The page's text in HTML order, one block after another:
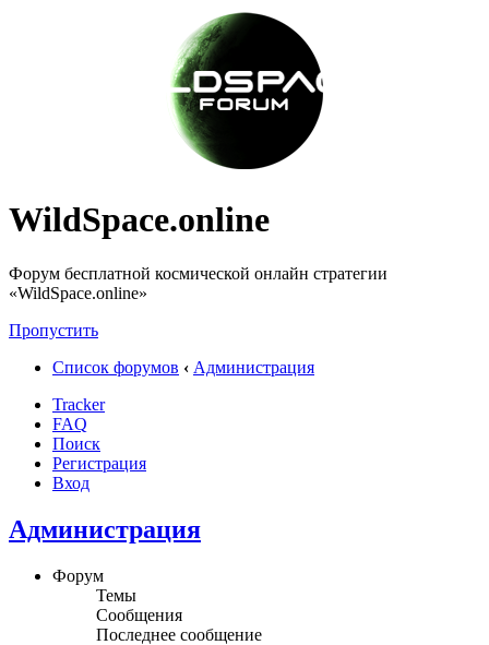
WildSpace.online
Форум бесплатной космической онлайн стратегии
«WildSpace.online»
Пропустить
Список форумов ‹ Администрация
Tracker
FAQ
Поиск
Регистрация
Вход
Администрация
Форум
Темы
Сообщения
Последнее сообщение